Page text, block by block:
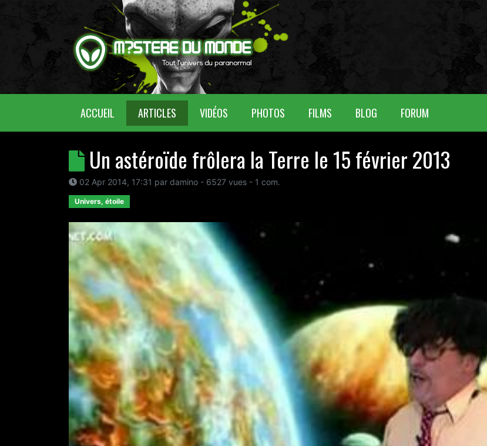
ACCUEIL (CURRENT)ARTICLES VIDÉOS PHOTOS FILMS BLOG FORUM
Un astéroïde frôlera la Terre le 15 février 2013
02 Apr 2014, 17:31 par damino - 6527 vues - 1 com.
Univers, étoile